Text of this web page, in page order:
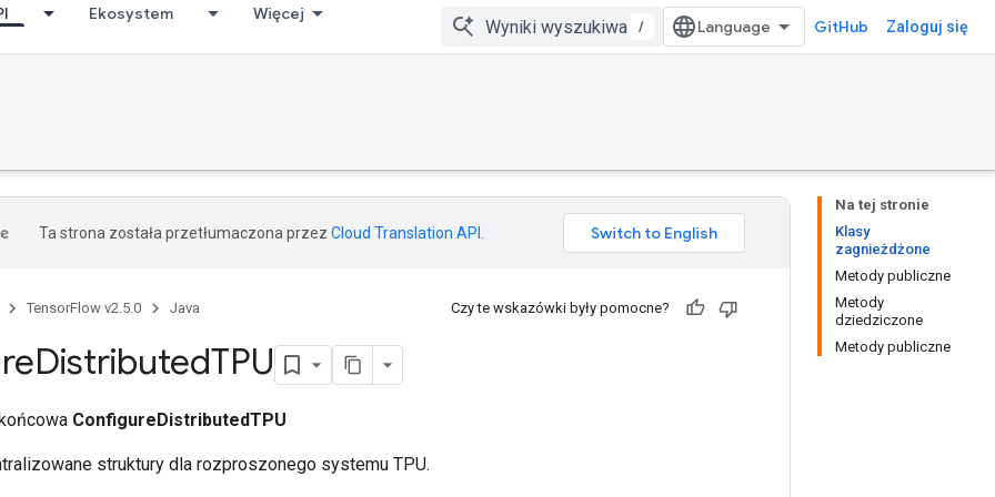
Ekosystem Więcej
/ GitHub Zaloguj się
Na tej stronie
Klasy
zagnieżdżone
Metody publiczne
Metody
dziedziczone
Metody publiczne
Ta strona została przetłumaczona przez Cloud Translation API
TensorFlow v2.5.0 Java Czy te wskazówki były pomocne?
DistributedTPU
ConfigureDistributedTPU
struktury dla rozproszonego systemu TPU.